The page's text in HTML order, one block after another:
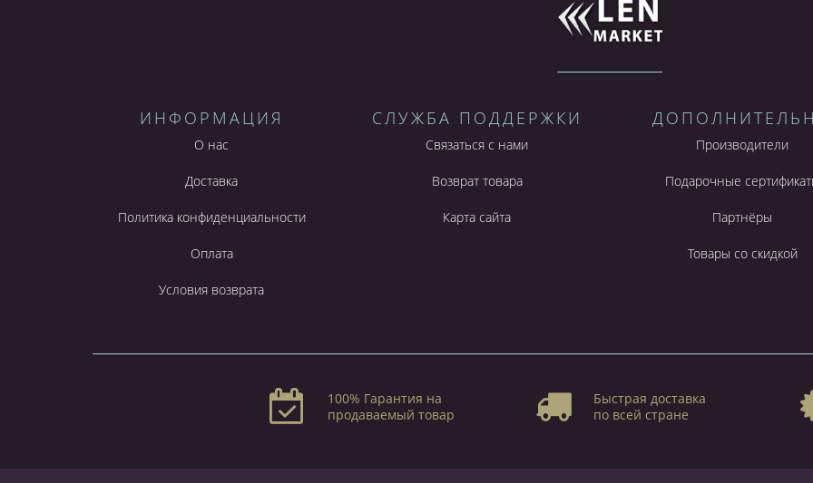
ИНФОРМАЦИЯ
О нас
Доставка
Политика конфиденциальности
Оплата
Условия возврата
СЛУЖБА ПОДДЕРЖКИ
Связаться с нами
Возврат товара
Карта сайта
Производители
Подарочные
Партнёры
Товары со скидкой
100% Гарантия на
продаваемый товар
Быстрая доставка
по всей стране